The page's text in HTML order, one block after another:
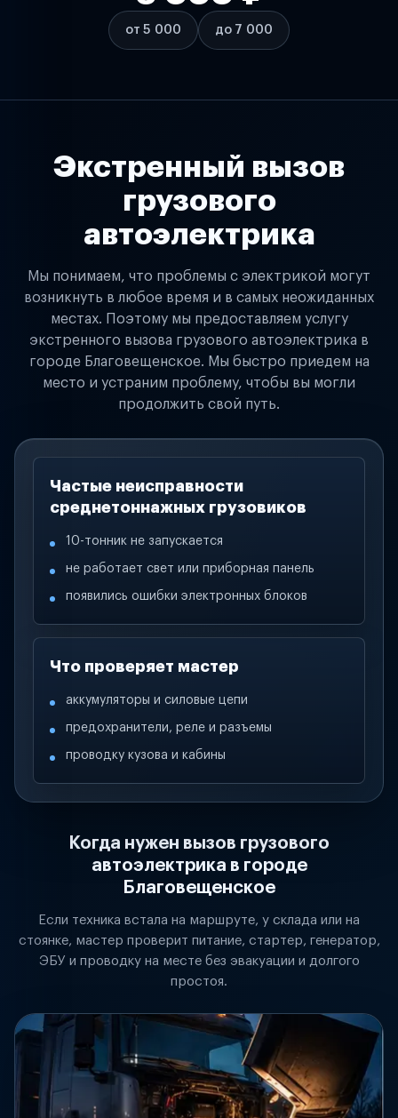
от 5 000 до 7 000
Экстренный вызов
грузового
автоэлектрика
Мы понимаем, что проблемы с электрикой могут
возникнуть в любое время и в самых неожиданных
местах. Поэтому мы предоставляем услугу
экстренного вызова грузового автоэлектрика в
городе Благовещенское. Мы быстро приедем на
место и устраним проблему, чтобы вы могли
продолжить свой путь.
Частые неисправности
среднетоннажных грузовиков
10-тонник не запускается
не работает свет или приборная панель
появились ошибки электронных блоков
Что проверяет мастер
аккумуляторы и силовые цепи
предохранители, реле и разъемы
проводку кузова и кабины
Когда нужен вызов грузового
автоэлектрика в городе
Благовещенское
Если техника встала на маршруте, у склада или на
стоянке, мастер проверит питание, стартер, генератор,
ЭБУ и проводку на месте без эвакуации и долгого
простоя.